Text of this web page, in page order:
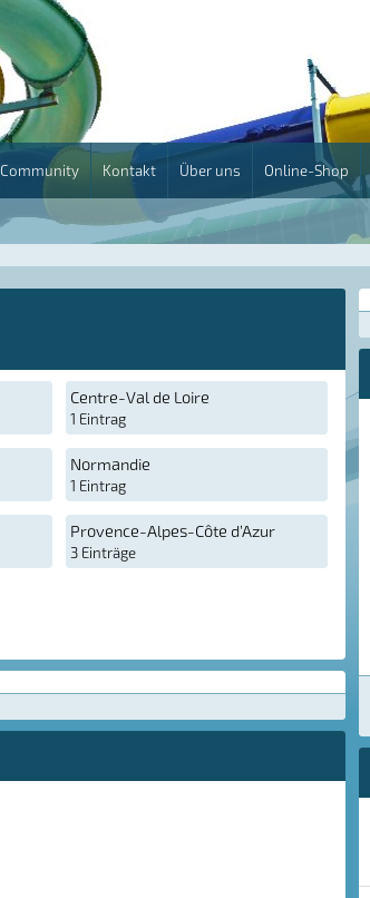
Community Kontakt Über uns Online-Shop
Centre-Val de Loire
1 Eintrag
Normandie
1 Eintrag
Provence-Alpes-Côte d’Azur
3 Einträge